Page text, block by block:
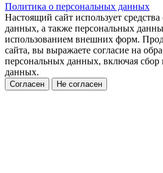
Политика о персональных данных
Настоящий сайт использует
данных, а также персональных
использованием внешних форм.
сайта, вы выражаете согласие на
персональных данных, включая сбор
данных.
Согласен Не согласен